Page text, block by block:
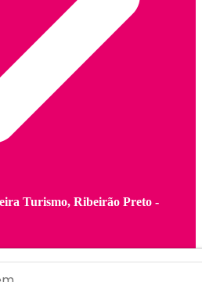
Turismo, Ribeirão Preto -